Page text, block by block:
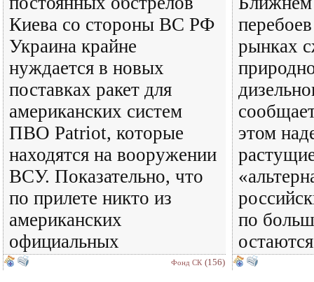
Киева со стороны ВС РФ
Украина крайне
нуждается в новых
поставках ракет для
американских систем
ПВО Patriot, которые
находятся на вооружении
ВСУ. Показательно, что
по прилете никто из
американских
официальных
Фонд СК (156)
рынках
этом
по